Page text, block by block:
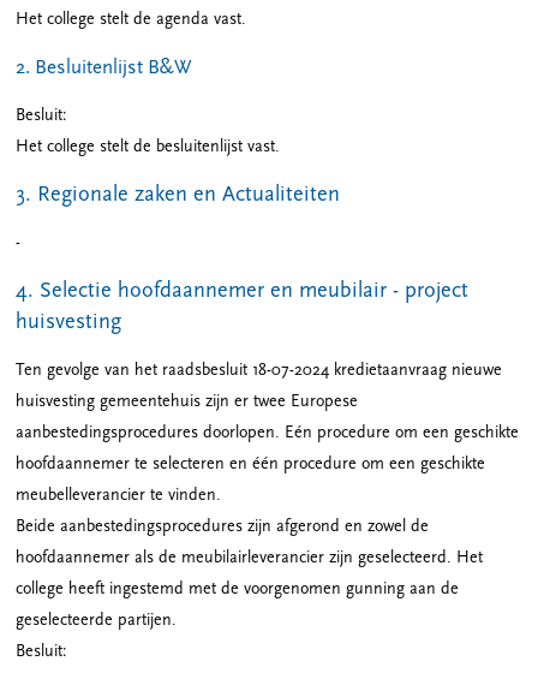
Het college stelt de agenda vast.
2. Besluitenlijst B&W
Besluit:
Het college stelt de besluitenlijst vast.
3. Regionale zaken en Actualiteiten
-
4. Selectie hoofdaannemer en meubilair - project
huisvesting
Ten gevolge van het raadsbesluit 18-07-2024 kredietaanvraag nieuwe
huisvesting gemeentehuis zijn er twee Europese
aanbestedingsprocedures doorlopen. Eén procedure om een geschikte
hoofdaannemer te selecteren en één procedure om een geschikte
meubelleverancier te vinden.
Beide aanbestedingsprocedures zijn afgerond en zowel de
hoofdaannemer als de meubilairleverancier zijn geselecteerd. Het
college heeft ingestemd met de voorgenomen gunning aan de
geselecteerde partijen.
Besluit: